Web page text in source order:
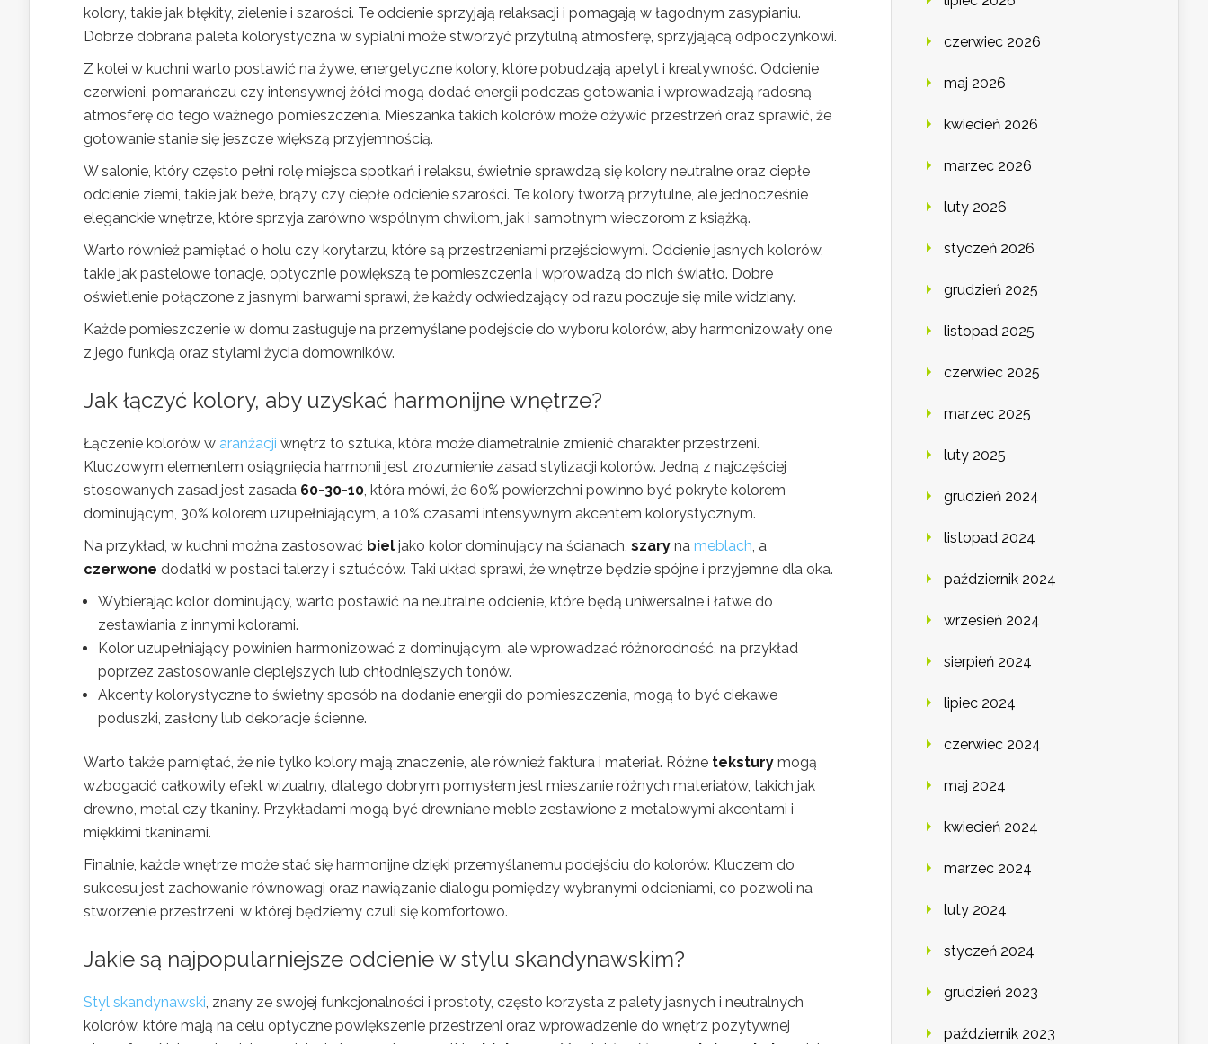
kolory, takie jak błękity, zielenie i szarości. Te odcienie sprzyjają relaksacji i pomagają w łagodnym zasypianiu.
Dobrze dobrana paleta kolorystyczna w sypialni może stworzyć przytulną atmosferę, sprzyjającą odpoczynkowi.
Z kolei w kuchni warto postawić na żywe, energetyczne kolory, które pobudzają apetyt i kreatywność. Odcienie
czerwieni, pomarańczu czy intensywnej żółci mogą dodać energii podczas gotowania i wprowadzają radosną
atmosferę do tego ważnego pomieszczenia. Mieszanka takich kolorów może ożywić przestrzeń oraz sprawić, że
gotowanie stanie się jeszcze większą przyjemnością.
W salonie, który często pełni rolę miejsca spotkań i relaksu, świetnie sprawdzą się kolory neutralne oraz ciepłe
odcienie ziemi, takie jak beże, brązy czy ciepłe odcienie szarości. Te kolory tworzą przytulne, ale jednocześnie
eleganckie wnętrze, które sprzyja zarówno wspólnym chwilom, jak i samotnym wieczorom z książką.
Warto również pamiętać o holu czy korytarzu, które są przestrzeniami przejściowymi. Odcienie jasnych kolorów,
takie jak pastelowe tonacje, optycznie powiększą te pomieszczenia i wprowadzą do nich światło. Dobre
oświetlenie połączone z jasnymi barwami sprawi, że każdy odwiedzający od razu poczuje się mile widziany.
Każde pomieszczenie w domu zasługuje na przemyślane podejście do wyboru kolorów, aby harmonizowały one
z jego funkcją oraz stylami życia domowników.
Jak łączyć kolory, aby uzyskać harmonijne wnętrze?
Łączenie kolorów w aranżacji wnętrz to sztuka, która może diametralnie zmienić charakter przestrzeni.
Kluczowym elementem osiągnięcia harmonii jest zrozumienie zasad stylizacji kolorów. Jedną z najczęściej
stosowanych zasad jest zasada 60-30-10 , która mówi, że 60% powierzchni powinno być pokryte kolorem
dominującym, 30% kolorem uzupełniającym, a 10% czasami intensywnym akcentem kolorystycznym.
Na przykład, w kuchni można zastosować biel jako kolor dominujący na ścianach, szary na meblach , a
czerwone dodatki w postaci talerzy i sztućców. Taki układ sprawi, że wnętrze będzie spójne i przyjemne dla oka.
Wybierając kolor dominujący, warto postawić na neutralne odcienie, które będą uniwersalne i łatwe do
zestawiania z innymi kolorami.
Kolor uzupełniający powinien harmonizować z dominującym, ale wprowadzać różnorodność, na przykład
poprzez zastosowanie cieplejszych lub chłodniejszych tonów.
Akcenty kolorystyczne to świetny sposób na dodanie energii do pomieszczenia, mogą to być ciekawe
poduszki, zasłony lub dekoracje ścienne.
Warto także pamiętać, że nie tylko kolory mają znaczenie, ale również faktura i materiał. Różne tekstury mogą
wzbogacić całkowity efekt wizualny, dlatego dobrym pomysłem jest mieszanie różnych materiałów, takich jak
drewno, metal czy tkaniny. Przykładami mogą być drewniane meble zestawione z metalowymi akcentami i
miękkimi tkaninami.
Finalnie, każde wnętrze może stać się harmonijne dzięki przemyślanemu podejściu do kolorów. Kluczem do
sukcesu jest zachowanie równowagi oraz nawiązanie dialogu pomiędzy wybranymi odcieniami, co pozwoli na
stworzenie przestrzeni, w której będziemy czuli się komfortowo.
Jakie są najpopularniejsze odcienie w stylu skandynawskim?
Styl skandynawski , znany ze swojej funkcjonalności i prostoty, często korzysta z palety jasnych i neutralnych
kolorów, które mają na celu optyczne powiększenie przestrzeni oraz wprowadzenie do wnętrz pozytywnej
czerwiec 2026
maj 2026
kwiecień 2026
marzec 2026
luty 2026
styczeń 2026
grudzień 2025
listopad 2025
czerwiec 2025
marzec 2025
luty 2025
grudzień 2024
listopad 2024
październik 2024
wrzesień 2024
sierpień 2024
lipiec 2024
czerwiec 2024
maj 2024
kwiecień 2024
marzec 2024
luty 2024
styczeń 2024
grudzień 2023
październik 2023